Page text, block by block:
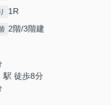
1R
2階/3階建
駅 徒歩8分